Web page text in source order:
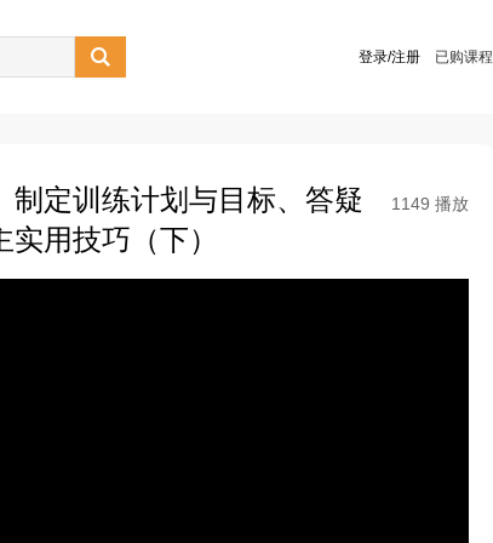
 登录/注册 已购课程
定训练计划与目标、答疑
用技巧（下）
1149 播放